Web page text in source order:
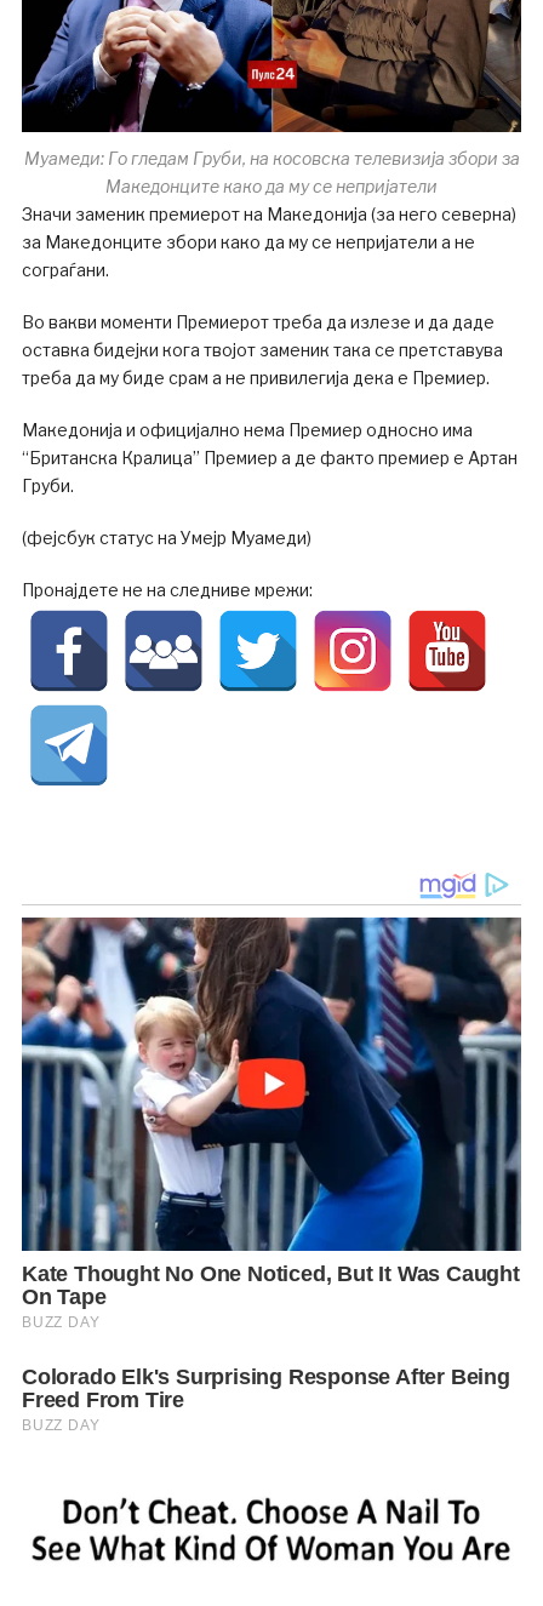
Муамеди: Го гледам Груби, на косовска телевизија збори за
Македонците како да му се непријатели
Значи заменик премиерот на Македонија (за него северна)
за Македонците збори како да му се непријатели а не
сограѓани.
Во вакви моменти Премиерот треба да излезе и да даде
оставка бидејки кога твојот заменик така се претставува
треба да му биде срам а не привилегија дека е Премиер.
Македонија и официјално нема Премиер односно има
“Британска Кралица” Премиер а де факто премиер е Артан
Груби.
(фејсбук статус на Умејр Муамеди)
Пронајдете не на следниве мрежи: